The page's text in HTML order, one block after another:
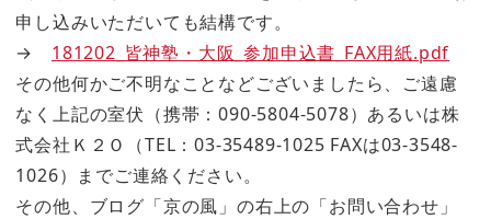
申し込みいただいても結構です。
→ 181202_皆神塾・大阪_参加申込書_FAX用紙.pdf
その他何かご不明なことなどございましたら、ご遠慮
なく上記の室伏（携帯：090-5804-5078）あるいは株
式会社Ｋ２Ｏ（TEL：03-35489-1025 FAXは03-3548-
1026）までご連絡ください。
その他、ブログ「京の風」の右上の「お問い合わせ」